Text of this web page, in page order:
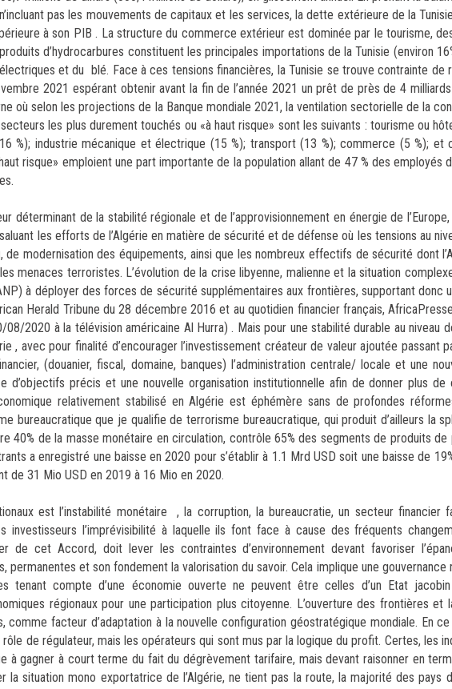
pas les mouvements de capitaux et les services, la dette extérieure de la
à son PIB . La structure du commerce extérieur est dominée par le tourisme,
d’hydrocarbures constituent les principales importations de la Tunisie (environ
et du blé. Face à ces tensions financières, la Tunisie se trouve contrainte de
2021 espérant obtenir avant la fin de l’année 2021 un prêt de près de 4
où selon les projections de la Banque mondiale 2021, la ventilation sectorielle de la
les plus durement touchés ou «à haut risque» sont les suivants : tourisme ou
%); industrie mécanique et électrique (15 %); transport (13 %); commerce (5 %); et
risque» emploient une part importante de la population allant de 47 % des employés
déterminant de la stabilité régionale et de l’approvisionnement en énergie de
les efforts de l’Algérie en matière de sécurité et de défense où les tensions au
de modernisation des équipements, ainsi que les nombreux effectifs de sécurité dont
menaces terroristes. L’évolution de la crise libyenne, malienne et la situation
à déployer des forces de sécurité supplémentaires aux frontières, supportant donc
Herald Tribune du 28 décembre 2016 et au quotidien financier français,
2020 à la télévision américaine Al Hurra) . Mais pour une stabilité durable au niveau
, avec pour finalité d’encourager l’investissement créateur de valeur ajoutée passant
(douanier, fiscal, domaine, banques) l’administration centrale/ locale et une
précis et une nouvelle organisation institutionnelle afin de donner plus de
relativement stabilisé en Algérie est éphémère sans de profondes
bureaucratique que je qualifie de terrorisme bureaucratique, qui produit d’ailleurs la
40% de la masse monétaire en circulation, contrôle 65% des segments de produits de
a enregistré une baisse en 2020 pour s’établir à 1.1 Mrd USD soit une baisse de
de 31 Mio USD en 2019 à 16 Mio en 2020.
est l’instabilité monétaire , la corruption, la bureaucratie, un secteur financier
l’imprévisibilité à laquelle ils font face à cause des fréquents
de cet Accord, doit lever les contraintes d’environnement devant favoriser
permanentes et son fondement la valorisation du savoir. Cela implique une gouvernance
tenant compte d’une économie ouverte ne peuvent être celles d’un Etat jacobin
régionaux pour une participation plus citoyenne. L’ouverture des frontières et
comme facteur d’adaptation à la nouvelle configuration géostratégique mondiale. En
de régulateur, mais les opérateurs qui sont mus par la logique du profit. Certes, les
à gagner à court terme du fait du dégrèvement tarifaire, mais devant raisonner en
la situation mono exportatrice de l’Algérie, ne tient pas la route, la majorité des pays